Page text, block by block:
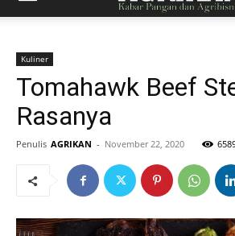
Kuliner
Tomahawk Beef
Rasanya
Penulis AGRIKAN - November 22, 2020